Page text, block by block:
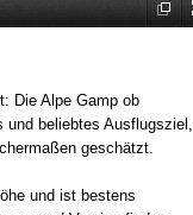
Die Alpe Gamp ob
und beliebtes Ausflugsziel,
geschätzt.
und ist bestens